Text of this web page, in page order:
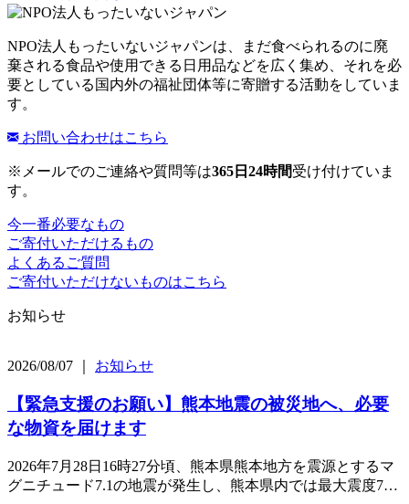
NPO法人もったいないジャパンは、まだ食べられるのに廃
棄される食品や使用できる日用品などを広く集め、それを必
要としている国内外の福祉団体等に寄贈する活動をしていま
す。
お問い合わせはこちら
※メールでのご連絡や質問等は365日24時間受け付けていま
す。
今一番必要なもの
ご寄付いただけるもの
よくあるご質問
ご寄付いただけないものはこちら
お知らせ
2026/08/07 ｜ お知らせ
【緊急支援のお願い】熊本地震の被災地へ、必要
な物資を届けます
2026年7月28日16時27分頃、熊本県熊本地方を震源とするマ
グニチュード7.1の地震が発生し、熊本県内では最大震度7…